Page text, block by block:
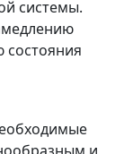
системы.
состояния